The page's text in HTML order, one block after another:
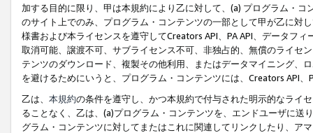
加する目的に限り、甲は本規約により乙に対して、(a) プログラム・
のサイト上でのみ、プログラム・コンテンツの一部として甲が乙に対
様書および本ライセンスを遵守してCreators API、PA API、データフ
取消可能、譲渡不可、サブライセンス不可、非独占的、無償のライセ
テンツのダウンロード、複製その他利用、またはデータマイニング、
を避けるためにいうと、プログラム・コンテンツには、Creators API
乙は、 本規約の条件を遵守し、かつ本規約で付与された明示的なライ
ることなく、乙は、(a)プログラム・コンテンツを、エンドユーザに
グラム・コンテンツに対してまたはこれに関連してリンクしたり、ア